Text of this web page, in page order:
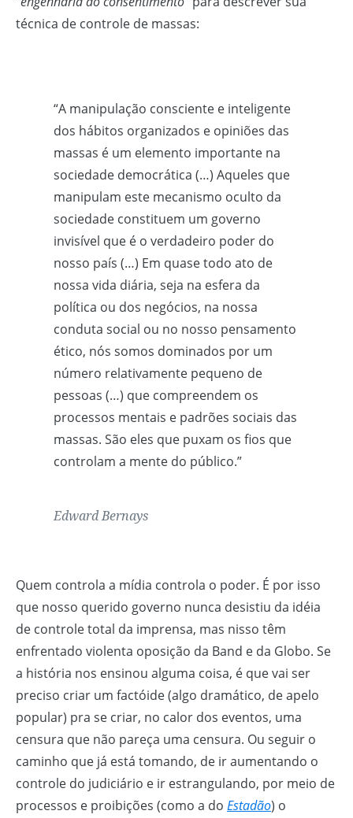
técnica de controle de massas:
“A manipulação consciente e inteligente
dos hábitos organizados e opiniões das
massas é um elemento importante na
sociedade democrática (…) Aqueles que
manipulam este mecanismo oculto da
sociedade constituem um governo
invisível que é o verdadeiro poder do
nosso país (…) Em quase todo ato de
nossa vida diária, seja na esfera da
política ou dos negócios, na nossa
conduta social ou no nosso pensamento
ético, nós somos dominados por um
número relativamente pequeno de
pessoas (…) que compreendem os
processos mentais e padrões sociais das
massas. São eles que puxam os fios que
controlam a mente do público.”
Edward Bernays
Quem controla a mídia controla o poder. É por isso
que nosso querido governo nunca desistiu da idéia
de controle total da imprensa, mas nisso têm
enfrentado violenta oposição da Band e da Globo. Se
a história nos ensinou alguma coisa, é que vai ser
preciso criar um factóide (algo dramático, de apelo
popular) pra se criar, no calor dos eventos, uma
censura que não pareça uma censura. Ou seguir o
caminho que já está tomando, de ir aumentando o
controle do judiciário e ir estrangulando, por meio de
processos e proibições (como a do Estadão) o